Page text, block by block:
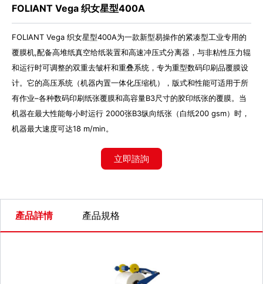
FOLIANT Vega 织女星型400A
FOLIANT Vega 织女星型400A为一款新型易操作的紧凑型工业专用的
覆膜机,配备高堆纸真空给纸装置和高速冲压式分离器，与非粘性压力辊
和运行时可调整的双重去皱杆和重叠系统，专为重型数码印刷品覆膜设
计。它的高压系统（机器内置一体化压缩机），版式和性能可适用于所
有作业–各种数码印刷纸张覆膜和高容量B3尺寸的胶印纸张的覆膜。当
机器在最大性能每小时运行 2000张B3纵向纸张（白纸200 gsm）时，
机器最大速度可达18 m/min。
立即諮詢
產品詳情 產品規格